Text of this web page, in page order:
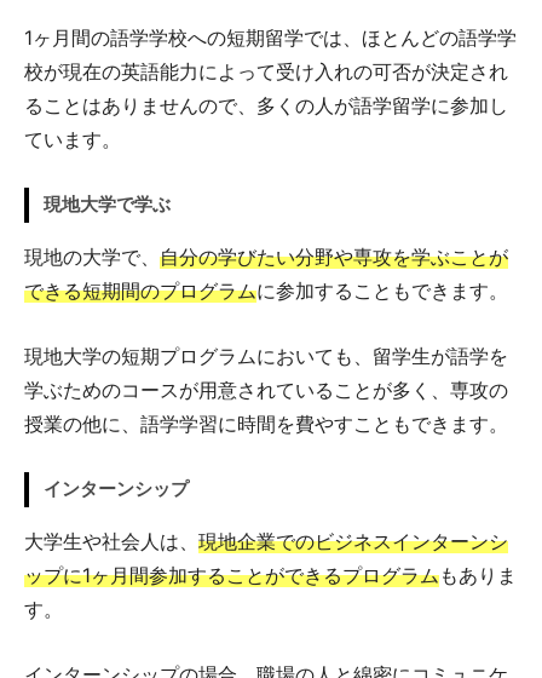
1ヶ月間の語学学校への短期留学では、ほとんどの語学学
校が現在の英語能力によって受け入れの可否が決定され
ることはありませんので、多くの人が語学留学に参加し
ています。
現地大学で学ぶ
現地の大学で、 自分の学びたい分野や専攻を学ぶことが
できる短期間のプログラムに参加することもできます。
現地大学の短期プログラムにおいても、留学生が語学を
学ぶためのコースが用意されていることが多く、専攻の
授業の他に、語学学習に時間を費やすこともできます。
インターンシップ
大学生や社会人は、 現地企業でのビジネスインターンシ
ップに1ヶ月間参加することができるプログラムもありま
す。